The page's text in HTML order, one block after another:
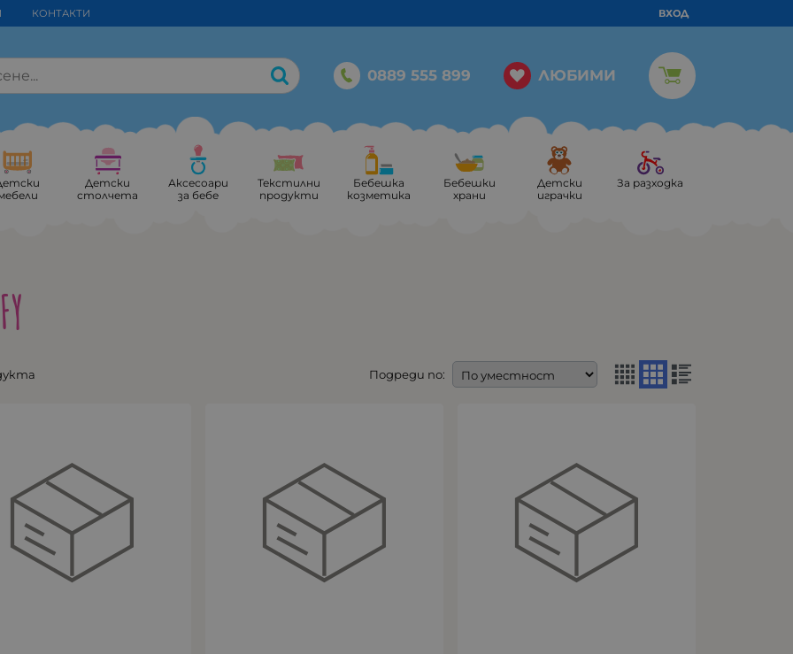
КОНТАКТИ ВХОД
0889 555 899 ЛЮБИМИ
Детски
столчета
Аксесоари
за бебе
Текстилни
продукти
Бебешка
козметика
Бебешки
храни
Детски
играчки
За разходка
Подреди по: